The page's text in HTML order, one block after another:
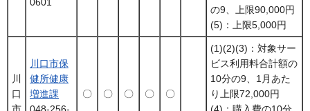
の9、上限90,000円
(5)：上限5,000円
川
口
市
川口市保
健所健康
増進課
048-256-
〇 〇 〇 〇 〇
(1)(2)(3)：対象サー
ビス利用料合計額の
10分の9、1月あた
り上限72,000円
(4)：購入費の10分